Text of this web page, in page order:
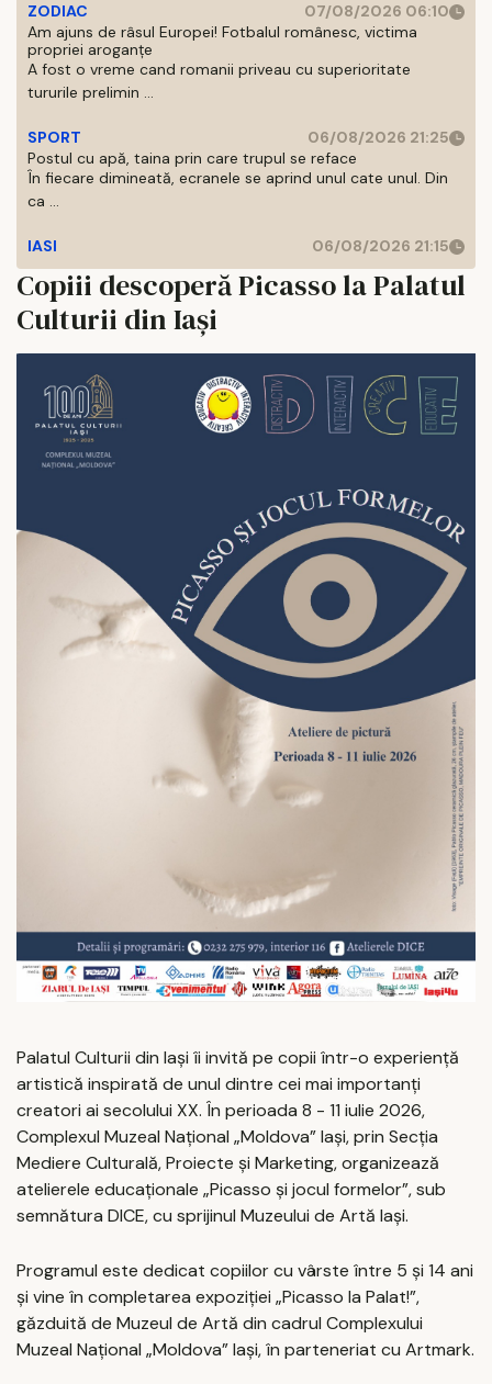
ZODIAC
07/08/2026 06:10
Am ajuns de râsul Europei! Fotbalul românesc, victima
propriei aroganțe
A fost o vreme cand romanii priveau cu superioritate
tururile prelimin ...
SPORT
06/08/2026 21:25
Postul cu apă, taina prin care trupul se reface
În fiecare dimineată, ecranele se aprind unul cate unul. Din
ca ...
IASI 06/08/2026 21:15
Copiii descoperă Picasso la Palatul
Culturii din Iași
Palatul Culturii din Iași îi invită pe copii într-o experiență
artistică inspirată de unul dintre cei mai importanți
creatori ai secolului XX. În perioada 8 - 11 iulie 2026,
Complexul Muzeal Național „Moldova” Iași, prin Secția
Mediere Culturală, Proiecte și Marketing, organizează
atelierele educaționale „Picasso și jocul formelor”, sub
semnătura DICE, cu sprijinul Muzeului de Artă Iași.
Programul este dedicat copiilor cu vârste între 5 și 14 ani
și vine în completarea expoziției „Picasso la Palat!”,
găzduită de Muzeul de Artă din cadrul Complexului
Muzeal Național „Moldova” Iași, în parteneriat cu Artmark.